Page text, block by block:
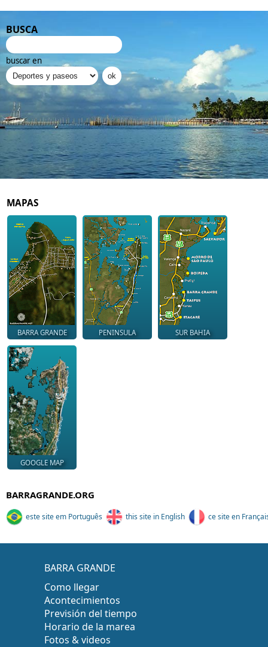
BUSCA
buscar en
MAPAS
BARRA GRANDE PENINSULA SUR BAHIA
GOOGLE MAP
BARRAGRANDE.ORG
este site em Português this site in English ce site en
BARRA GRANDE
Como llegar
Acontecimientos
Previsión del tiempo
Horario de la marea
Fotos & videos